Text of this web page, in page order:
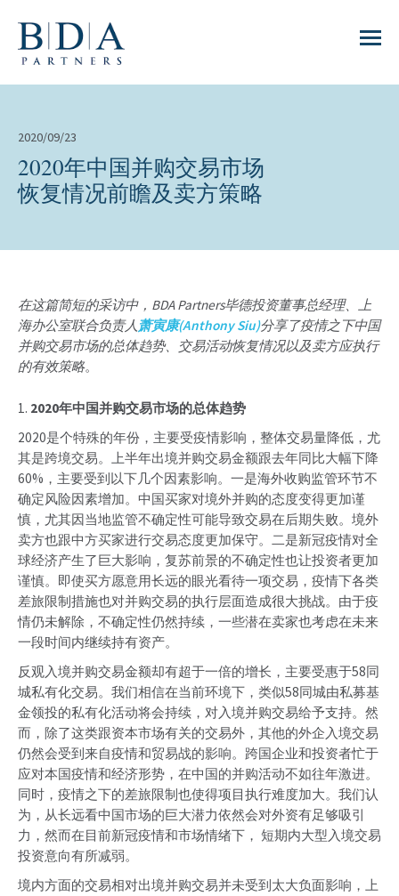
2020/09/23
2020年中国并购交易市场
恢复情况前瞻及卖方策略
在这篇简短的采访中，BDA Partners毕德投资董事总经理、上
海办公室联合负责人萧寅康(Anthony Siu)分享了疫情之下中国
并购交易市场的总体趋势、交易活动恢复情况以及卖方应执行
的有效策略。
1. 2020年中国并购交易市场的总体趋势
2020是个特殊的年份，主要受疫情影响，整体交易量降低，尤
其是跨境交易。上半年出境并购交易金额跟去年同比大幅下降
60%，主要受到以下几个因素影响。一是海外收购监管环节不
确定风险因素增加。中国买家对境外并购的态度变得更加谨
慎，尤其因当地监管不确定性可能导致交易在后期失败。境外
卖方也跟中方买家进行交易态度更加保守。二是新冠疫情对全
球经济产生了巨大影响，复苏前景的不确定性也让投资者更加
谨慎。即使买方愿意用长远的眼光看待一项交易，疫情下各类
差旅限制措施也对并购交易的执行层面造成很大挑战。由于疫
情仍未解除，不确定性仍然持续，一些潜在卖家也考虑在未来
一段时间内继续持有资产。
反观入境并购交易金额却有超于一倍的增长，主要受惠于58同
城私有化交易。我们相信在当前环境下，类似58同城由私募基
金领投的私有化活动将会持续，对入境并购交易给予支持。然
而，除了这类跟资本市场有关的交易外，其他的外企入境交易
仍然会受到来自疫情和贸易战的影响。跨国企业和投资者忙于
应对本国疫情和经济形势，在中国的并购活动不如往年激进。
同时，疫情之下的差旅限制也使得项目执行难度加大。我们认
为，从长远看中国市场的巨大潜力依然会对外资有足够吸引
力，然而在目前新冠疫情和市场情绪下， 短期内大型入境交易
投资意向有所减弱。
境内方面的交易相对出境并购交易并未受到太大负面影响，上